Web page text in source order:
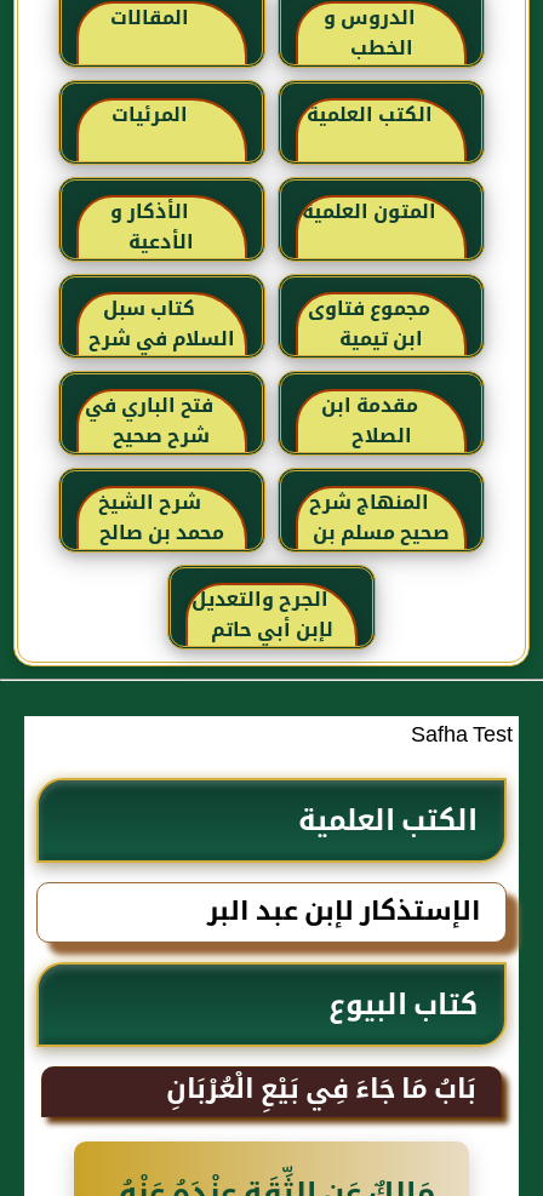
الدروس و
الخطب
المقالات
الكتب العلمية المرئيات
المتون العلمية
الأذكار و
الأدعية
مجموع فتاوى
ابن تيمية
كتاب سبل
السلام في شرح
بلوغ المرام للإمام
الصنعاني رحمه
الله
مقدمة ابن
الصلاح
فتح الباري في
شرح صحيح
البخاري للحافظ
ابن حجر
العسقلاني
المنهاج شرح
صحيح مسلم بن
الحجاج
شرح الشيخ
محمد بن صالح
العثيمين لكتاب
رياض الصالحين
للإمام النووي
رحمهم الله تعالى
الجرح والتعديل
لإبن أبي حاتم
Safha Test
الكتب العلمية
الإستذكار لإبن عبد البر
كتاب البيوع
بَابُ مَا جَاءَ فِي بَيْعِ الْعُرْبَانِ